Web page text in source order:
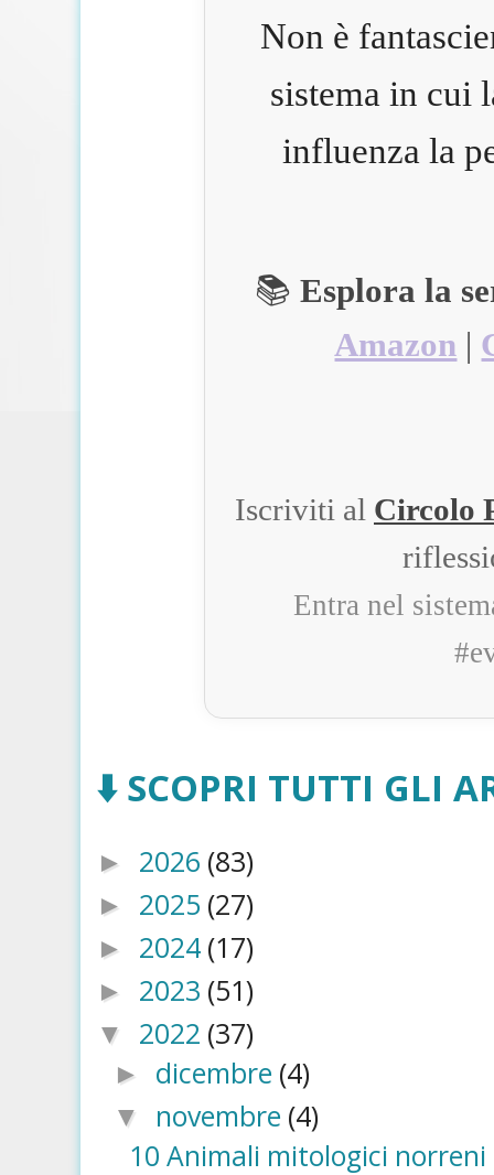
Non è
sistema in cui
influenza la
📚Esplora la
Amazon |
Iscriviti al Circolo
Entra nel
⬇️ SCOPRI TUTTI GLI
► 2026 (83)
► 2025 (27)
► 2024 (17)
► 2023 (51)
▼ 2022 (37)
► dicembre (4)
▼ novembre (4)
10 Animali mitologici